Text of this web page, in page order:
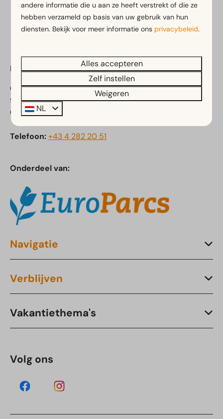
Veilig betalen
EuroParcs Hermagor-Nassfeld
Obervellach 15
9620 Obervellach
Oostenrijk
Telefoon:+43 4 282 20 51
Onderdeel van:
Navigatie
Verblijven
Vakantiethema's
Volg ons
andere informatie die u aan ze heeft verstrekt of die ze
hebben verzameld op basis van uw gebruik van hun
diensten. Bekijk voor meer informatie ons privacybeleid.
Alles accepteren
Zelf instellen
Weigeren
NL